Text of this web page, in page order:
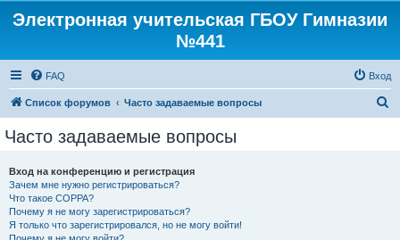
Электронная учительская ГБОУ Гимназии
№441
FAQ Вход
Список форумов Часто задаваемые вопросы
Часто задаваемые вопросы
Вход на конференцию и регистрация
Зачем мне нужно регистрироваться?
Что такое COPPA?
Почему я не могу зарегистрироваться?
Я только что зарегистрировался, но не могу войти!